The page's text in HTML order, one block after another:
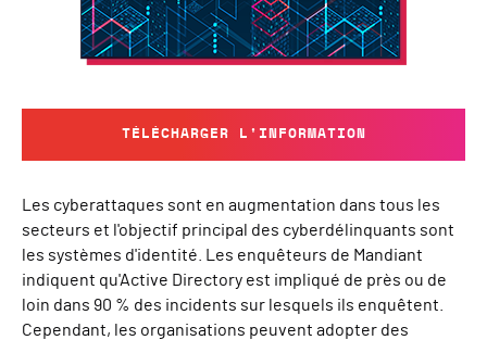
TÉLÉCHARGER L'INFORMATION
Les cyberattaques sont en augmentation dans tous les
secteurs et l'objectif principal des cyberdélinquants sont
les systèmes d'identité. Les enquêteurs de Mandiant
indiquent qu'Active Directory est impliqué de près ou de
loin dans 90 % des incidents sur lesquels ils enquêtent.
Cependant, les organisations peuvent adopter des